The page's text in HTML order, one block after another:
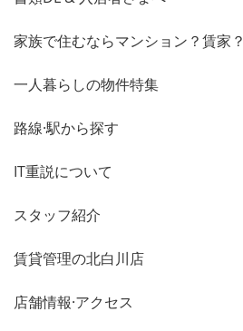
家族で住むならマンション？賃家？
一人暮らしの物件特集
路線·駅から探す
IT重説について
スタッフ紹介
賃貸管理の北白川店
店舗情報·アクセス